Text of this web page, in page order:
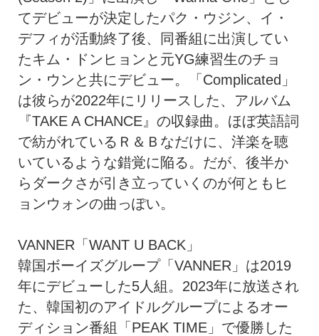
てデビューが決定したパク・ウジン、イ・
デフィが活動終了後、同番組に出演してい
たキム・ドンヒョンと元YG練習生のチョ
ン・ウンと共にデビュー。「Complicated」
は彼らが2022年にリリースした、アルバム
『TAKE A CHANCE』の収録曲。ほぼ英語詞
で紡がれているＲ＆Ｂなだけに、洋楽を聴
いているような錯覚に陥る。だが、後半か
らダークさが引き立っていくのが何ともヒ
ョンウォンの曲っぽい。
VANNER「WANT U BACK」
韓国ボーイズグループ「VANNER」は2019
年にデビューした5人組。2023年に放送され
た、韓国初のアイドルグループによるオー
ディション番組「PEAK TIME」で優勝した